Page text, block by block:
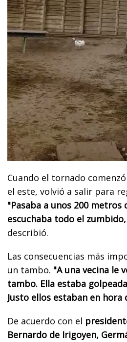
Cuando el tornado
el este, volvió a salir para
"Pasaba a unos 200 metros
escuchaba todo el
describió.
Las consecuencias más
un tambo. "A una vecina le
tambo. Ella estaba
Justo ellos estaban en hora
De acuerdo con el
Bernardo de Irigoyen,